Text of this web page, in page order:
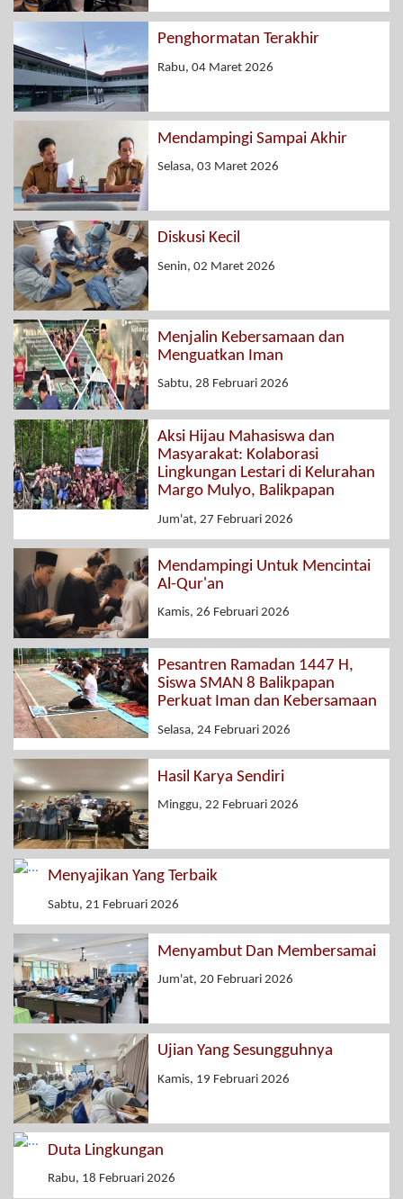
Penghormatan Terakhir
Rabu, 04 Maret 2026
Mendampingi Sampai Akhir
Selasa, 03 Maret 2026
Diskusi Kecil
Senin, 02 Maret 2026
Menjalin Kebersamaan dan
Menguatkan Iman
Sabtu, 28 Februari 2026
Aksi Hijau Mahasiswa dan
Masyarakat: Kolaborasi
Lingkungan Lestari di Kelurahan
Margo Mulyo, Balikpapan
Jum'at, 27 Februari 2026
Mendampingi Untuk Mencintai
Al-Qur'an
Kamis, 26 Februari 2026
Pesantren Ramadan 1447 H,
Siswa SMAN 8 Balikpapan
Perkuat Iman dan Kebersamaan
Selasa, 24 Februari 2026
Hasil Karya Sendiri
Minggu, 22 Februari 2026
Menyajikan Yang Terbaik
Sabtu, 21 Februari 2026
Menyambut Dan Membersamai
Jum'at, 20 Februari 2026
Ujian Yang Sesungguhnya
Kamis, 19 Februari 2026
Duta Lingkungan
Rabu, 18 Februari 2026